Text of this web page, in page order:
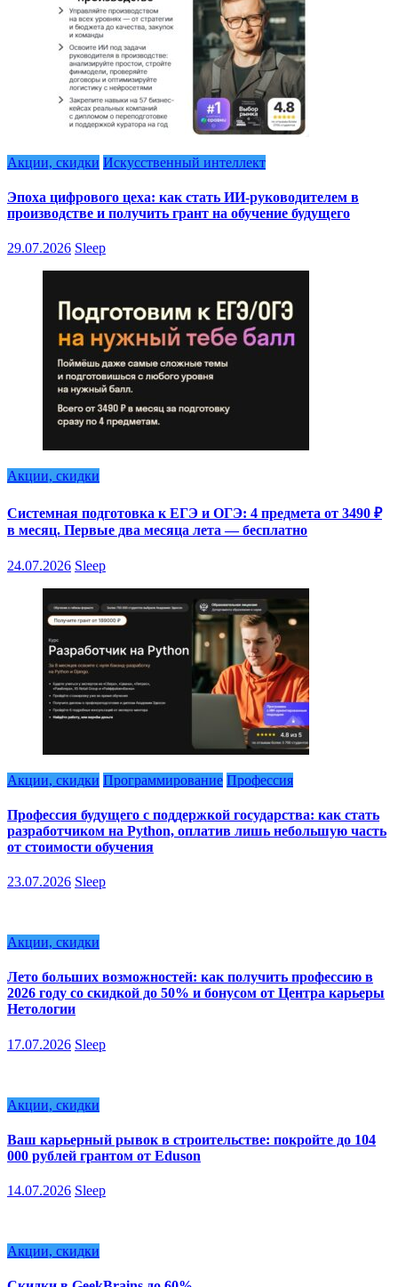
Акции, скидки Искусственный интеллект
Эпоха цифрового цеха: как стать ИИ-руководителем в
производстве и получить грант на обучение будущего
29.07.2026 Sleep
Акции, скидки
Системная подготовка к ЕГЭ и ОГЭ: 4 предмета от 3490 ₽
в месяц. Первые два месяца лета — бесплатно
24.07.2026 Sleep
Акции, скидки Программирование Профессия
Профессия будущего с поддержкой государства: как стать
разработчиком на Python, оплатив лишь небольшую часть
от стоимости обучения
23.07.2026 Sleep
Акции, скидки
Лето больших возможностей: как получить профессию в
2026 году со скидкой до 50% и бонусом от Центра карьеры
Нетологии
17.07.2026 Sleep
Акции, скидки
Ваш карьерный рывок в строительстве: покройте до 104
000 рублей грантом от Eduson
14.07.2026 Sleep
Акции, скидки